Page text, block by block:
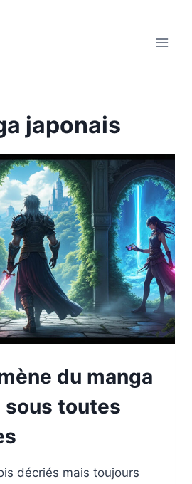
japonais
du manga
sous toutes
décriés mais toujours